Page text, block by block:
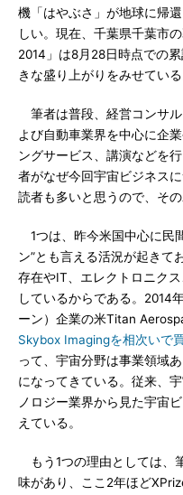
機「はやぶさ」が地球に帰
しい。現在、千葉県千葉市
2014」は8月28日時点での
きな盛り上がりをみせている
筆者は普段、経営コンサ
よび自動車業界を中心に企
ングサービス、講演などを
者がなぜ今回宇宙ビジネス
読者も多いと思うので、その
1つは、昨今米国中心に民
ン”とも言える活況が起きて
存在やIT、エレクトロニク
しているからである。2014
ーン）企業の米Titan
Skybox Imagingを相次いで
って、宇宙分野は事業領域
になってきている。従来、
ノロジー業界から見た宇宙
えている。
もう1つの理由としては、
味があり、ここ2年ほど